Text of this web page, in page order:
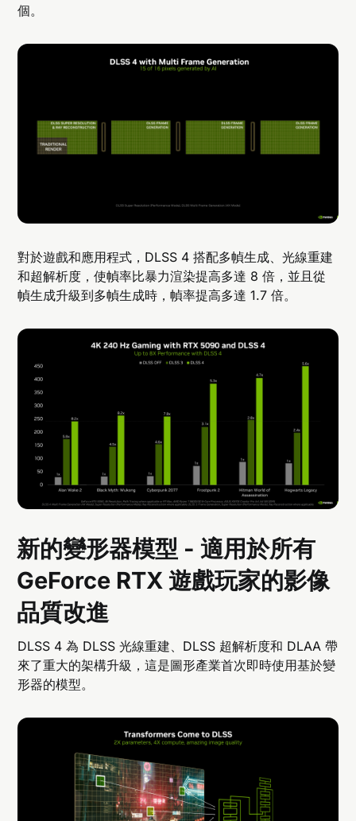
個。
對於遊戲和應用程式，DLSS 4 搭配多幀生成、光線重建
和超解析度，使幀率比暴力渲染提高多達 8 倍，並且從
幀生成升級到多幀生成時，幀率提高多達 1.7 倍。
新的變形器模型 - 適用於所有
GeForce RTX 遊戲玩家的影像
品質改進
DLSS 4 為 DLSS 光線重建、DLSS 超解析度和 DLAA 帶
來了重大的架構升級，這是圖形產業首次即時使用基於變
形器的模型。